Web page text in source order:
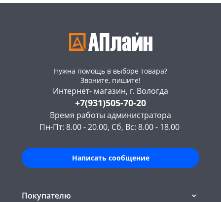
Нужна помощь в выборе товара?
Звоните, пишите!
Интернет- магазин, г. Вологда
+7(931)505-70-20
Время работы администратора
Пн-Пт: 8.00 - 20.00, Сб, Вс: 8.00 - 18.00
Написать сообщение
Покупателю